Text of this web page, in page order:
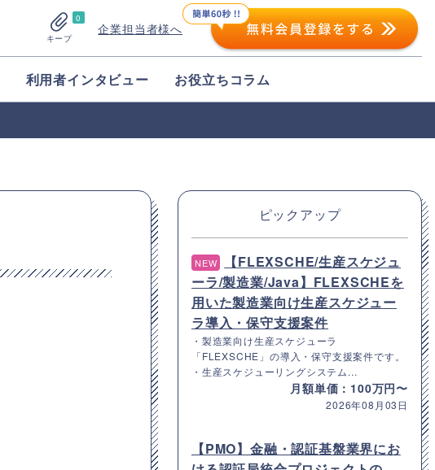
0
キープ
企業担当者様へ
利用者インタビュー お役立ちコラム
ピックアップ
NEW
【FLEXSCHE/生産スケジュ
ーラ/製造業/Java】FLEXSCHEを
用いた製造業向け生産スケジュー
ラ導入・保守支援案件
・製造業向け生産スケジューラ
「FLEXSCHE」の導入・保守支援案件です。
・生産スケジューリングシステム...
月額単価：100万円〜
2026年08月03日
【PMO】金融・認証基盤業界にお